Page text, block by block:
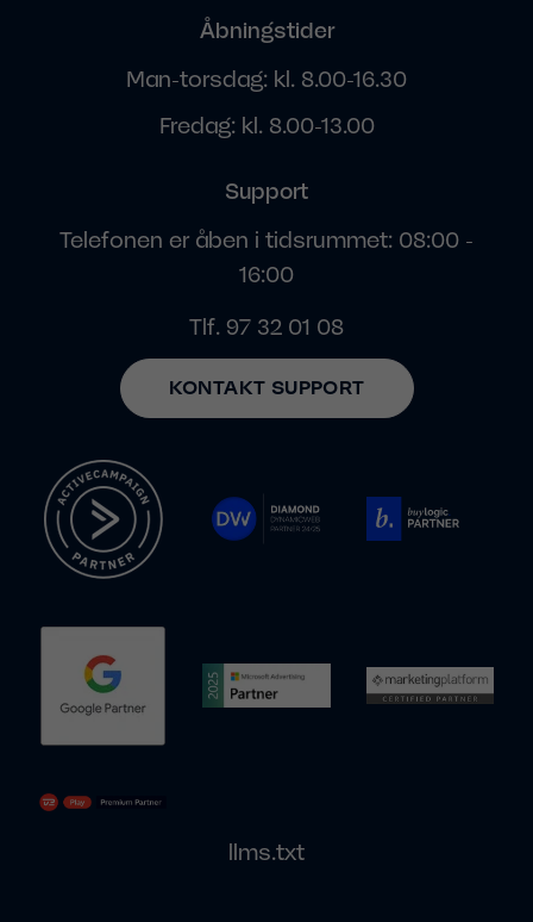
Åbningstider
Man-torsdag: kl. 8.00-16.30
Fredag: kl. 8.00-13.00
Support
Telefonen er åben i tidsrummet: 08:00 -
16:00
Tlf. 97 32 01 08
KONTAKT SUPPORT
llms.txt